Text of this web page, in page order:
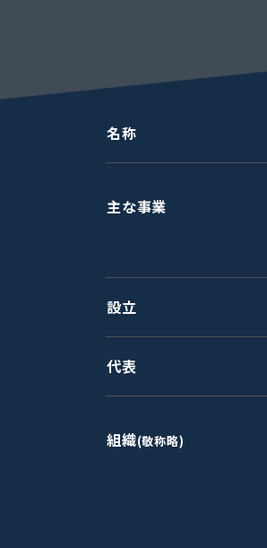
名称
主な事業
設立
代表
組織(敬称略)